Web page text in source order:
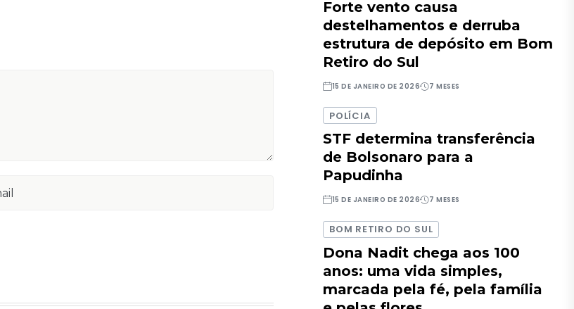
Forte vento causa
destelhamentos e derruba
estrutura de depósito em Bom
Retiro do Sul
15 DE JANEIRO DE 2026 7 MESES
POLÍCIA
STF determina transferência
de Bolsonaro para a
Papudinha
15 DE JANEIRO DE 2026 7 MESES
BOM RETIRO DO SUL
Dona Nadit chega aos 100
anos: uma vida simples,
marcada pela fé, pela família